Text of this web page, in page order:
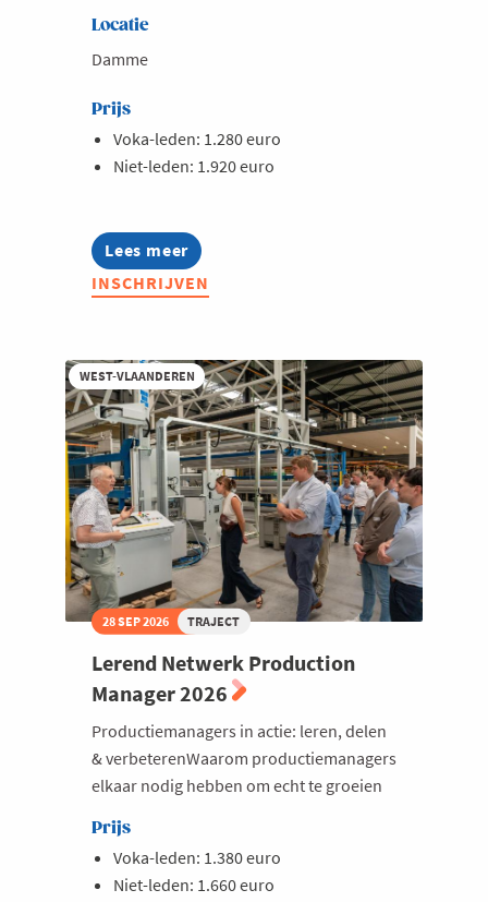
Locatie
Damme
Prijs
Voka-leden: 1.280 euro
Niet-leden: 1.920 euro
Lees meer
about
Lerend
Netwerk
INSCHRIJVEN
WEST-VLAANDEREN
28 SEP 2026 TRAJECT
Lerend Netwerk Production
Manager 2026
Productiemanagers in actie: leren, delen
& verbeterenWaarom productiemanagers
elkaar nodig hebben om echt te groeien
Prijs
Voka-leden: 1.380 euro
Niet-leden: 1.660 euro